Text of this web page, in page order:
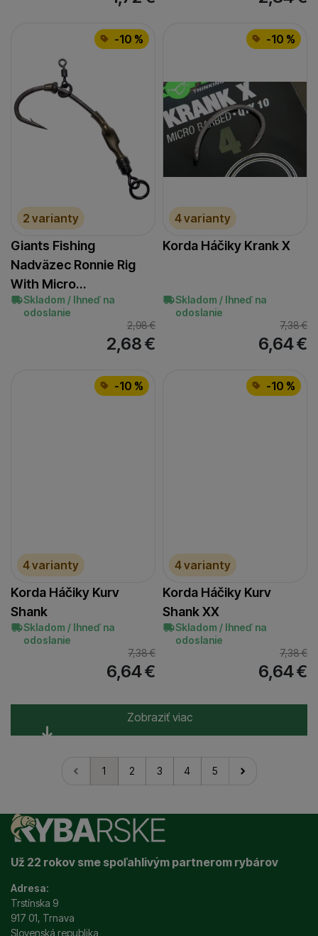
-10 %
2 varianty
Giants Fishing
Nadväzec Ronnie Rig
With Micro…
Skladom / Ihneď na
odoslanie
2,98€
2,68€
-10 %
4 varianty
Korda Háčiky Krank X
Skladom / Ihneď na
odoslanie
7,38€
6,64€
-10 %
4 varianty
Korda Háčiky Kurv
Shank
Skladom / Ihneď na
odoslanie
7,38€
6,64€
-10 %
4 varianty
Korda Háčiky Kurv
Shank XX
Skladom / Ihneď na
odoslanie
7,38€
6,64€
Zobraziť viac
1 2 3 4 5
nasledujúci
Už 22 rokov sme spoľahlivým partnerom rybárov
Adresa:
Trstínska 9
917 01, Trnava
Slovenská republika